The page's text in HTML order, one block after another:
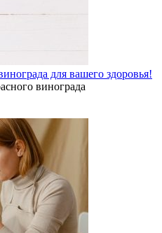
для вашего здоровья!
винограда